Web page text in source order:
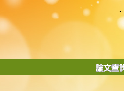
:::